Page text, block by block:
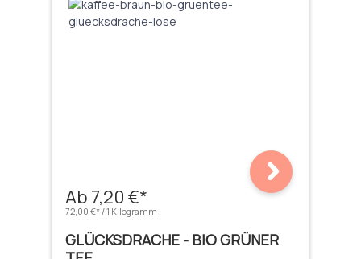
Ab 7,20 €*
72,00 €* / 1 Kilogramm
GLÜCKSDRACHE - BIO GRÜNER